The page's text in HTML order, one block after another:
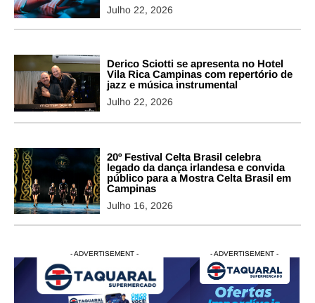
Julho 22, 2026
Derico Sciotti se apresenta no Hotel
Vila Rica Campinas com repertório de
jazz e música instrumental
Julho 22, 2026
20º Festival Celta Brasil celebra
legado da dança irlandesa e convida
público para a Mostra Celta Brasil em
Campinas
Julho 16, 2026
- ADVERTISEMENT - -
- ADVERTISEMENT - - ADVERTISEMENT -